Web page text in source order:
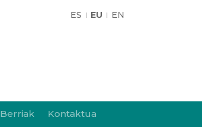
ES EU EN
Berriak Kontaktua